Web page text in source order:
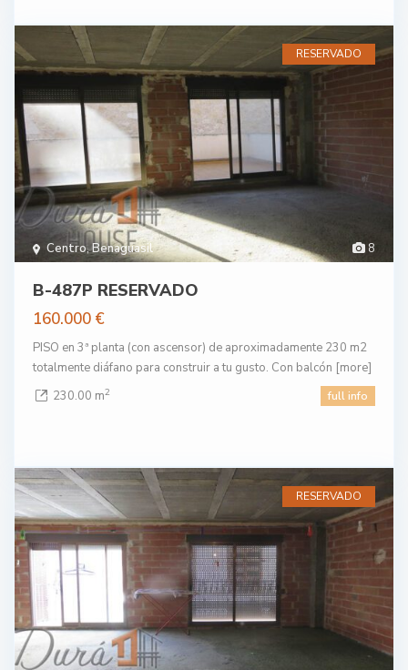
8
Centro,Benaguasil
RESERVADO
B-487P RESERVADO
160.000 €
PISO en 3ª planta (con ascensor) de aproximadamente 230 m2
totalmente diáfano para construir a tu gusto. Con balcón [more]
230.00 m2 full info
RESERVADO